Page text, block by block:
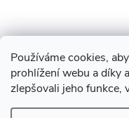
Používáme cookies,
prohlížení webu a díky
zlepšovali jeho funkce,
Z